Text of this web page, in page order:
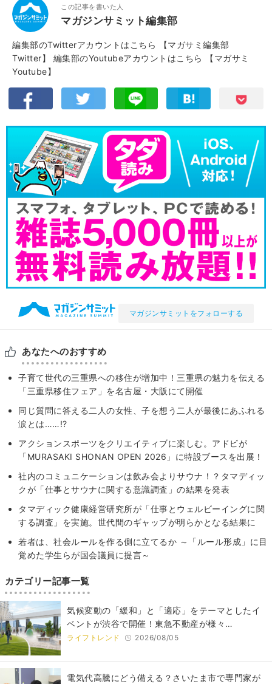
この記事を書いた人
マガジンサミット編集部
編集部のTwitterアカウントはこちら
【マガサミ編集部
Twitter】
編集部のYoutubeアカウントはこちら
【マガサミ
Youtube】
マガジンサミットをフォローする
あなたへのおすすめ
子育て世代の三重県への移住が増加中！三重県の魅力を伝える
「三重県移住フェア」を名古屋・大阪にて開催
同じ質問に答える二人の女性、子を想う二人が最後にあふれる
涙とは……!?
アクションスポーツをクリエイティブに楽しむ。アドビが
「MURASAKI SHONAN OPEN 2026」に特設ブースを出展！
社内のコミュニケーションは飲み会よりサウナ！？タマディッ
クが「仕事とサウナに関する意識調査」の結果を発表
タマディック健康経営研究所が「仕事とウェルビーイングに関
する調査」を実施。世代間のギャップが明らかとなる結果に
若者は、社会ルールを作る側に立てるか ～「ルール形成」に目
覚めた学生らが国会議員に提言～
カテゴリー記事一覧
気候変動の「緩和」と「適応」をテーマとしたイ
ベントが渋谷で開催！東急不動産が様々…
ライフトレンド 2026/08/05
電気代高騰にどう備える？さいたま市で専門家が